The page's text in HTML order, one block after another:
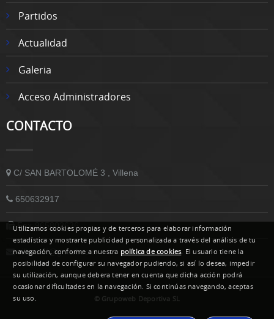
Partidos
Actualidad
Galeria
Acceso Administradores
CONTACTO
C/ SAN BARTOLOMÉ 3 , Villena
650632917
Fax-965802636
villenacf@gmail.com
© Grupoweb Deportiva SL
Utilizamos cookies propias y de terceros para elaborar información
estadística y mostrarte publicidad personalizada a través del análisis de tu
navegación, conforme a nuestra política de cookies . El usuario tiene la
posibilidad de configurar su navegador pudiendo, si así lo desea, impedir
su utilización, aunque debera tener en cuenta que dicha acción podrá
ocasionar dificultades en la navegación. Si continúas navegando, aceptas
su uso.